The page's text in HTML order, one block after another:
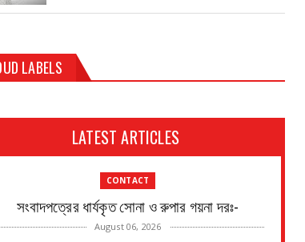
LABELS
LATEST ARTICLES
CONTACT
সংবাদপত্রের ধার্যকৃত সোনা ও রুপার গয়না দরঃ-
August 06, 2026